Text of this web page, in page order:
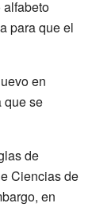
alfabeto
para que el
en
que se
de
Ciencias de
en